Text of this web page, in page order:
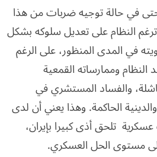
في حالة توجيه ضربات من هذا
ترغم النظام على تعديل سلوكه بشكل
في المدى المنظور، على الرغم
وممارساته القمعية
والفساد المستشري في
الحاكمة. وهذا يعني أن لدى
تلحق أذى كبيرا بإيران،
مستوى الحل العسكري.